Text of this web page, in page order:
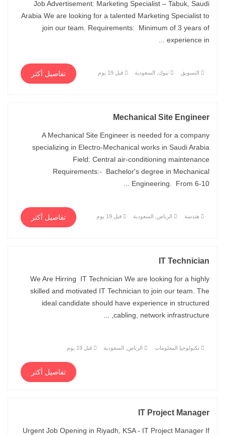
Job Advertisement: Marketing Specialist – Tabuk, Saudi
Arabia We are looking for a talented Marketing Specialist to
join our team. Requirements: Minimum of 3 years of
experience in ...
التسويق تبوك, السعودية قبل 19 يوم تفاصيل أكثر
Mechanical Site Engineer
A Mechanical Site Engineer is needed for a company
specializing in Electro-Mechanical works in Saudi Arabia
Field: Central air-conditioning maintenance
Requirements:- Bachelor's degree in Mechanical
Engineering. From 6-10 ...
هندسة الرياض, السعودية قبل 19 يوم تفاصيل أكثر
IT Technician
We Are Hirring IT Technician We are looking for a highly
skilled and motivated IT Technician to join our team. The
ideal candidate should have experience in structured
cabling, network infrastructure, ...
تكنولوجيا المعلومات الرياض, السعودية قبل 19 يوم
تفاصيل أكثر
IT Project Manager
Urgent Job Opening in Riyadh, KSA - IT Project Manager If